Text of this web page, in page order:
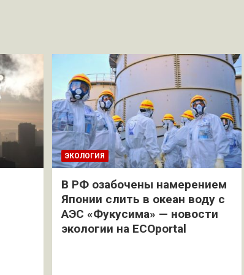
ЭКОЛОГИЯ
В РФ озабочены намерением
Японии слить в океан воду с
АЭС «Фукусима» — новости
экологии на ECOportal